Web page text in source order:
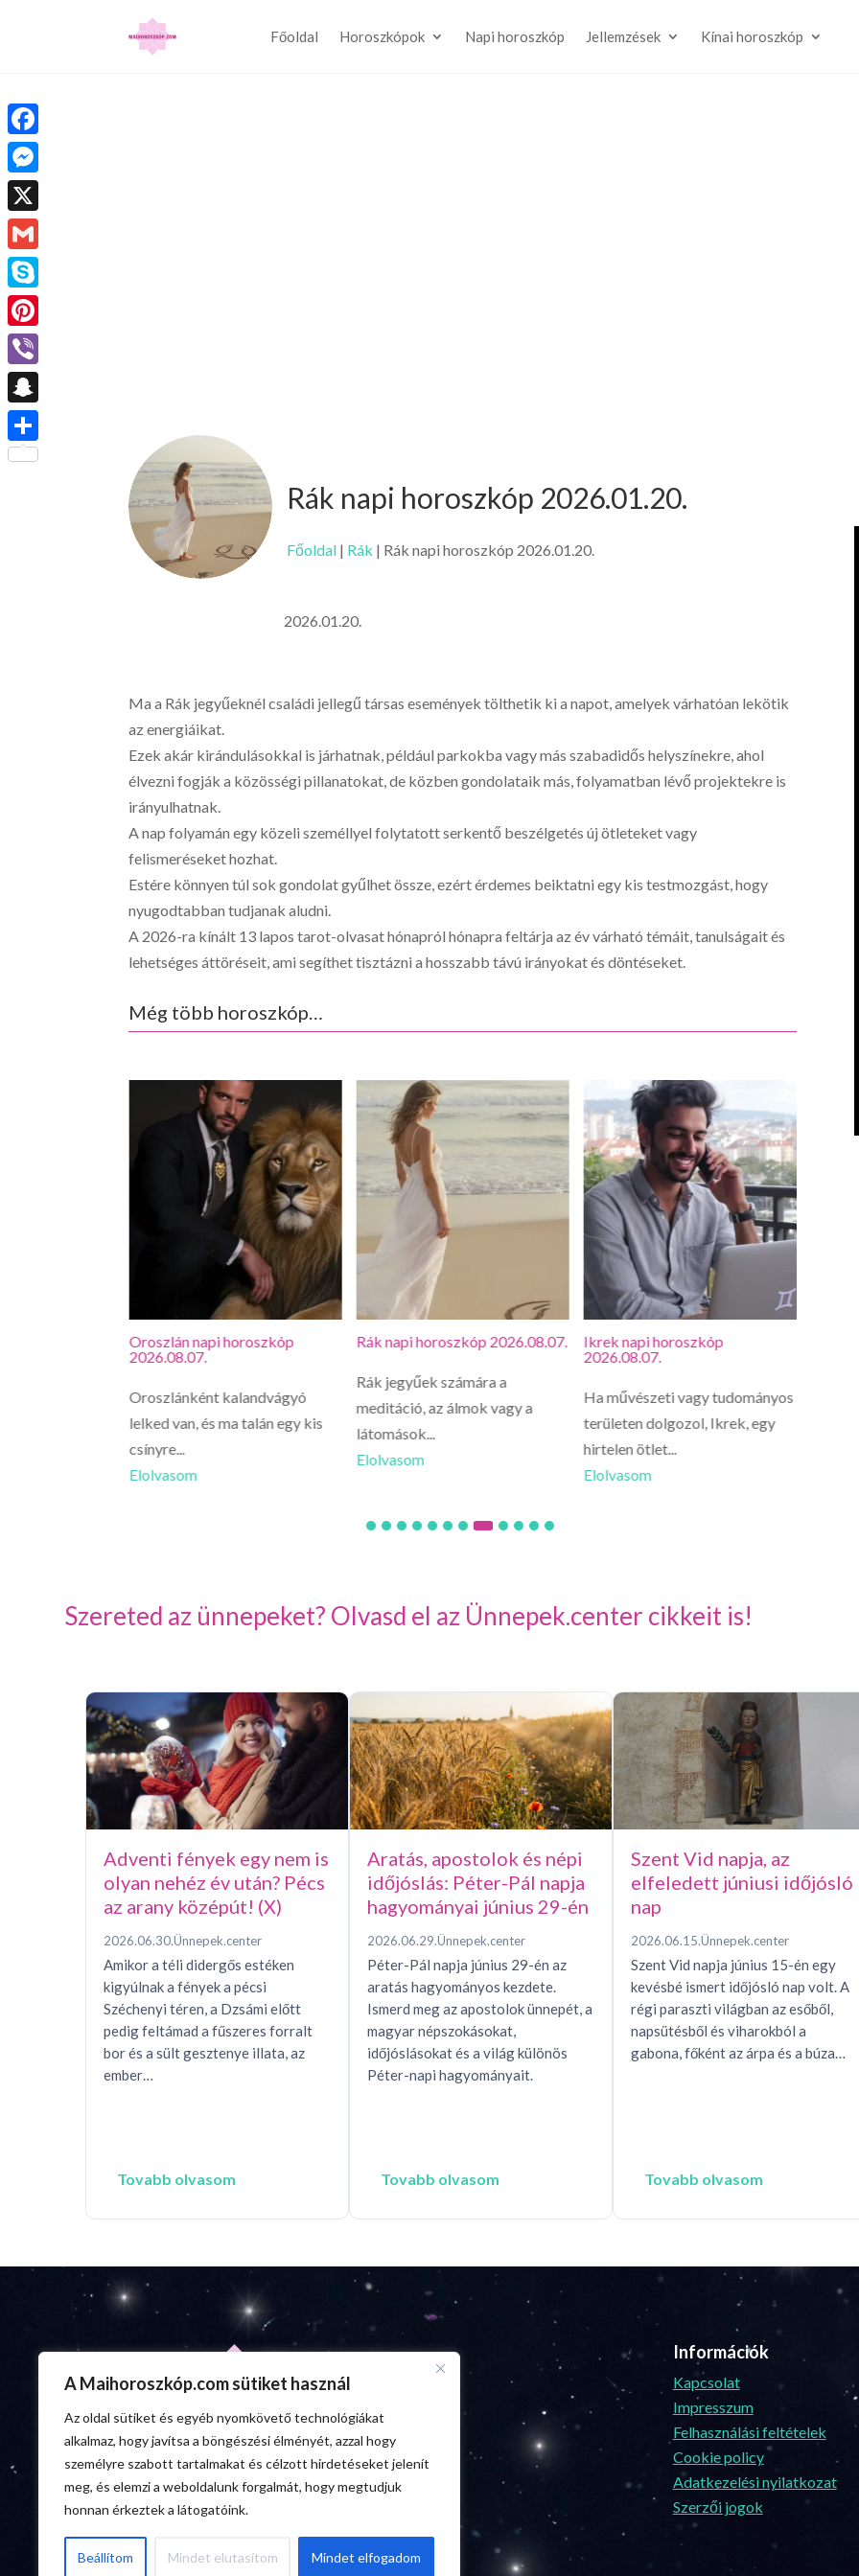
A Maihoroszkóp.com sütiket használ
Az oldal sütiket és egyéb nyomkövető technológiákat
alkalmaz, hogy javítsa a böngészési élményét, azzal hogy
személyre szabott tartalmakat és célzott hirdetéseket jelenít
meg, és elemzi a weboldalunk forgalmát, hogy megtudjuk
honnan érkeztek a látogatóink.
Beállítom Mindet elutasítom Mindet elfogadom
Főoldal Horoszkópok Napi horoszkóp Jellemzések Kínai horoszkóp
Rák napi horoszkóp 2026.01.20.
Főoldal | Rák | Rák napi horoszkóp 2026.01.20.
2026.01.20.
Ma a Rák jegyűeknél családi jellegű társas események tölthetik ki a napot, amelyek várhatóan lekötik
az energiáikat.
Ezek akár kirándulásokkal is járhatnak, például parkokba vagy más szabadidős helyszínekre, ahol
élvezni fogják a közösségi pillanatokat, de közben gondolataik más, folyamatban lévő projektekre is
irányulhatnak.
A nap folyamán egy közeli személlyel folytatott serkentő beszélgetés új ötleteket vagy
felismeréseket hozhat.
Estére könnyen túl sok gondolat gyűlhet össze, ezért érdemes beiktatni egy kis testmozgást, hogy
nyugodtabban tudjanak aludni.
A 2026-ra kínált 13 lapos tarot-olvasat hónapról hónapra feltárja az év várható témáit, tanulságait és
lehetséges áttöréseit, ami segíthet tisztázni a hosszabb távú irányokat és döntéseket.
Még több horoszkóp…
Oroszlán napi horoszkóp
2026.08.07.
Oroszlánként kalandvágyó
lelked van, és ma talán egy kis
csínyre...
Elolvasom
Rák napi horoszkóp 2026.08.07.
Rák jegyűek számára a
meditáció, az álmok vagy a
látomások...
Elolvasom
Ikrek napi horoszkóp
2026.08.07.
Ha művészeti vagy tudományos
területen dolgozol, Ikrek, egy
hirtelen ötlet...
Elolvasom
Szereted az ünnepeket? Olvasd el az Ünnepek.center cikkeit is!
Adventi fények egy nem is
olyan nehéz év után? Pécs
az arany középút! (X)
2026.06.30.Ünnepek.center
Amikor a téli didergős estéken
kigyúlnak a fények a pécsi
Széchenyi téren, a Dzsámi előtt
pedig feltámad a fűszeres forralt
bor és a sült gesztenye illata, az
ember…
Tovabb olvasom
Aratás, apostolok és népi
időjóslás: Péter-Pál napja
hagyományai június 29-én
2026.06.29.Ünnepek.center
Péter-Pál napja június 29-én az
aratás hagyományos kezdete.
Ismerd meg az apostolok ünnepét, a
magyar népszokásokat,
időjóslásokat és a világ különös
Péter-napi hagyományait.
Tovabb olvasom
Szent Vid napja, az
elfeledett júniusi időjósló
nap
2026.06.15.Ünnepek.center
Szent Vid napja június 15-én egy
kevésbé ismert időjósló nap volt. A
régi paraszti világban az esőből,
napsütésből és viharokból a
gabona, főként az árpa és a búza…
Tovabb olvasom
Információk
Kapcsolat
Impresszum
Felhasználási feltételek
Cookie policy
Adatkezelési nyilatkozat
Szerzői jogok
Facebook
Messenger
X
Gmail
Skype
Pinterest
Viber
Snapchat
Ossza